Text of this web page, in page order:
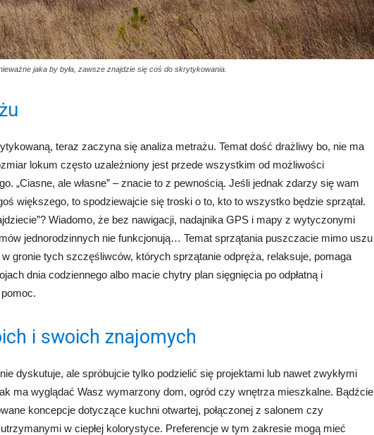
jaka by była, zawsze znajdzie się coś do skrytykowania.
teraz zaczyna się analiza metrażu. Temat dość drażliwy bo, nie ma
lokum często uzależniony jest przede wszystkim od możliwości
„Ciasne, ale własne” – znacie to z pewnością. Jeśli jednak zdarzy się wam
większego, to spodziewajcie się troski o to, kto to wszystko będzie sprzątał.
Wiadomo, że bez nawigacji, nadajnika GPS i mapy z wytyczonymi
jednorodzinnych nie funkcjonują… Temat sprzątania puszczacie mimo uszu
gronie tych szczęśliwców, których sprzątanie odpręża, relaksuje, pomaga
dnia codziennego albo macie chytry plan sięgnięcia po odpłatną i
i swoich znajomych
dyskutuje, ale spróbujcie tylko podzielić się projektami lub nawet zwykłymi
ma wyglądać Wasz wymarzony dom, ogród czy wnętrza mieszkalne. Bądźcie
koncepcje dotyczące kuchni otwartej, połączonej z salonem czy
w ciepłej kolorystyce. Preferencje w tym zakresie mogą mieć